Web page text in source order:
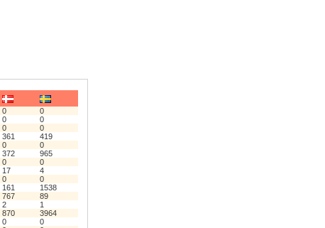
0
0
0
0
0
0
361
419
0
0
372
965
0
0
17
4
0
0
161
1538
767
89
2
1
870
3964
0
0